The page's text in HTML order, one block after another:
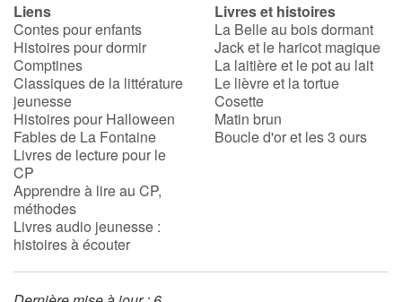
Liens
Contes pour enfants
Histoires pour dormir
Comptines
Classiques de la littérature
jeunesse
Histoires pour Halloween
Fables de La Fontaine
Livres de lecture pour le
CP
Apprendre à lire au CP,
méthodes
Livres audio jeunesse :
histoires à écouter
Livres et histoires
La Belle au bois dormant
Jack et le haricot magique
La laitière et le pot au lait
Le lièvre et la tortue
Cosette
Matin brun
Boucle d'or et les 3 ours